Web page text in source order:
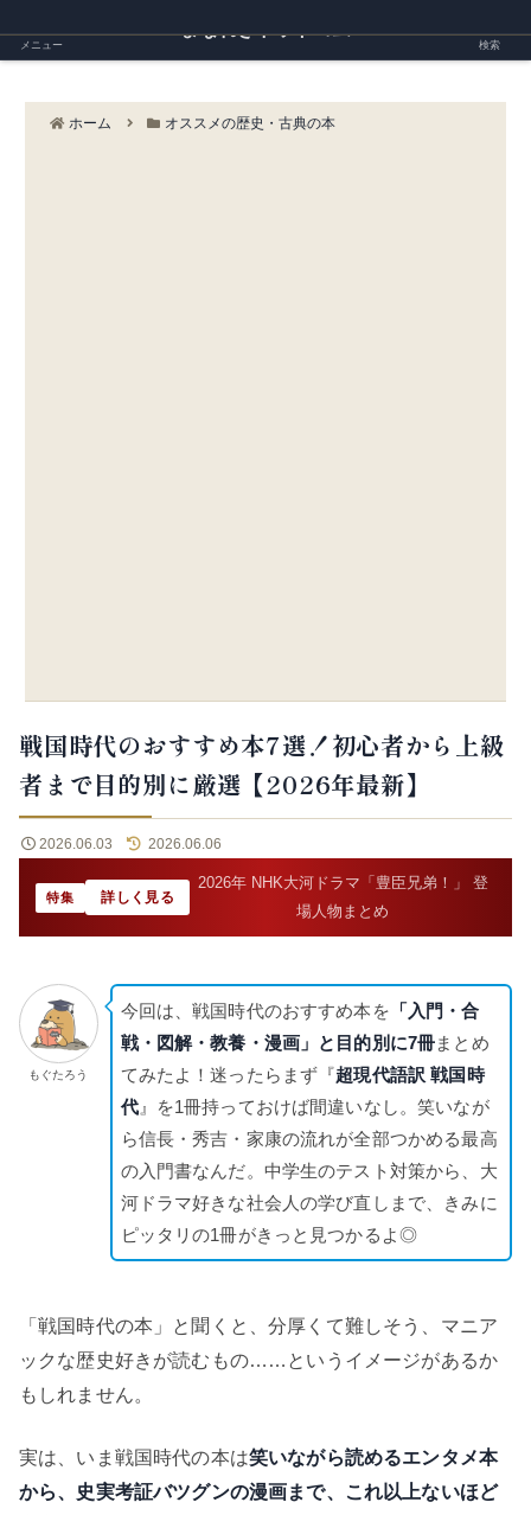
ホーム オススメの歴史・古典の本
戦国時代のおすすめ本7選！初心者から上級
者まで目的別に厳選【2026年最新】
2026.06.03 2026.06.06
特集 詳しく見る
2026年 NHK大河ドラマ「豊臣兄弟！」 登
場人物まとめ
もぐたろう
今回は、戦国時代のおすすめ本を 「入門・合
戦・図解・教養・漫画」と目的別に7冊まとめ
てみたよ！迷ったらまず『超現代語訳 戦国時
代』を1冊持っておけば間違いなし。笑いなが
ら信長・秀吉・家康の流れが全部つかめる最高
の入門書なんだ。中学生のテスト対策から、大
河ドラマ好きな社会人の学び直しまで、きみに
ピッタリの1冊がきっと見つかるよ◎
「戦国時代の本」と聞くと、分厚くて難しそう、マニア
ックな歴史好きが読むもの……というイメージがあるか
もしれません。
実は、いま戦国時代の本は笑いながら読めるエンタメ本
から、史実考証バツグンの漫画まで、これ以上ないほど
メニュー 検索